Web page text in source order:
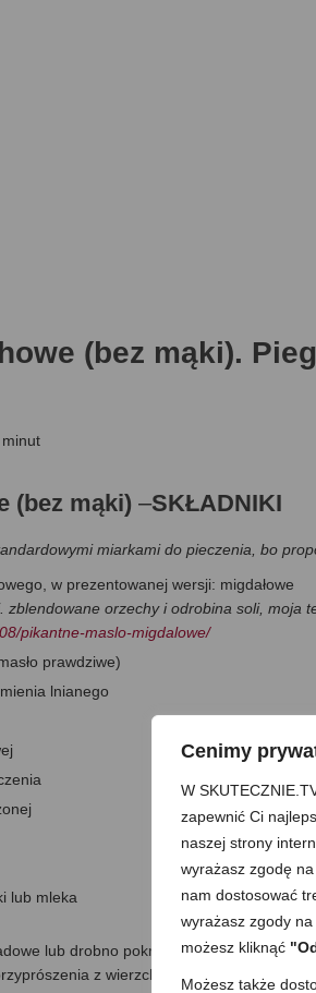
Cenimy
W
zapewnić Ci
naszej strony
wyrażasz zgodę
nam dostosować
wyrażasz zgody
możesz kliknąć
Możesz także
(bez mąki).
(bez mąki) –SKŁADNIKI
miarkami do pieczenia, bo
w prezentowanej wersji: migdałowe
zblendowane orzechy i odrobina soli, moja
pikantne-maslo-migdalowe/
prawdziwe)
lnianego
lub mleka
lub drobno pokrojona ciemna
z wierzchu